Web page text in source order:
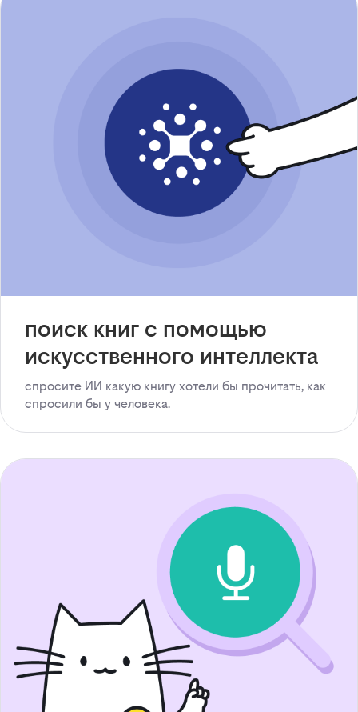
поиск книг с помощью
искусственного интеллекта
спросите ИИ какую книгу хотели бы прочитать, как
спросили бы у человека.